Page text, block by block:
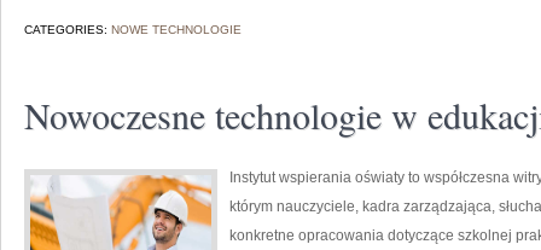
CATEGORIES: NOWE TECHNOLOGIE
Nowoczesne technologie w
Instytut wspierania oświaty to współczesna
którym nauczyciele, kadra zarządzająca,
konkretne opracowania dotyczące szkolnej